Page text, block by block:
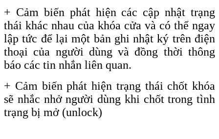
+ Cảm biến phát hiện các cập nhật trạng
thái khác nhau của khóa cửa và có thể ngay
lập tức để lại một bản ghi nhật ký trên điện
thoại của người dùng và đồng thời thông
báo các tin nhắn liên quan.
+ Cảm biến phát hiện trạng thái chốt khóa
sẽ nhắc nhở người dùng khi chốt trong tình
trạng bị mở (unlock)